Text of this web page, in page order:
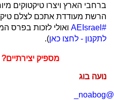
ברחבי הארץ ויצרו טיקטוקים
הרשת מעודדת אתכם לצלם
#AEIsrael
ואולי לזכות בפרס המטורף
לתקנון - לחצו כאן).
מספיק
נועה בוג
@noabog_